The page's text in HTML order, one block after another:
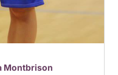
Montbrison